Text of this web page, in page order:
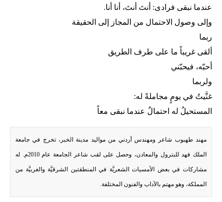
عندما نبقى فرادى: أنتَ أنتَ، أنا أنا.
وإلى وصول الاحتمال من المجاز إلى الحقيقة
ربما
ألقى غريباً ما على طرف الطريق
أحبّه، فيحبّني
ولربما
غنَّيتُ في يومٍ مجاملةً له:
المستحيلُ له احتمالٌ عندما نبقى معاً
مهند طهبوب شاعر ومهندس أردني من مواليد مدينة الخبر، تخرج في جامعة
الملك فهد للبترول والمعادن، وحصل على لقب شاعر الجامعة عام 2010م. له
مشاركات في بعض الأمسيات الشعريَّة في المنطقتين الشرقيَّة والغربيَّة من
المملكة، وهو مهتم بالآداب والفنون المختلفة.